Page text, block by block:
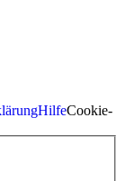
HilfeCookie-